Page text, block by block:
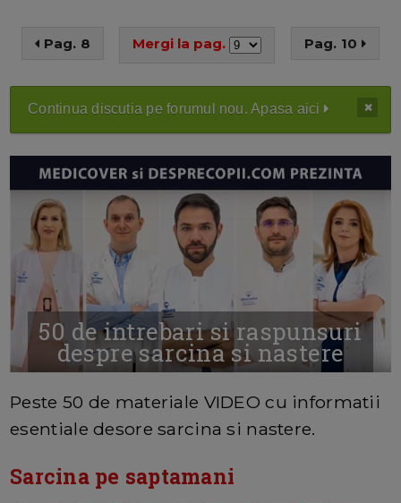
Pag. 8 Mergi la pag. Pag. 10
Continua discutia pe forumul nou. Apasa aici
50 de intrebari si raspunsuri
despre sarcina si nastere
Peste 50 de materiale VIDEO cu informatii
esentiale desore sarcina si nastere.
Sarcina pe saptamani